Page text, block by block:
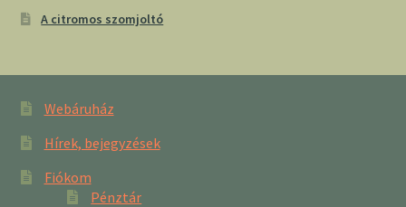
A citromos szomjoltó
Webáruház
Hírek, bejegyzések
Fiókom
Pénztár